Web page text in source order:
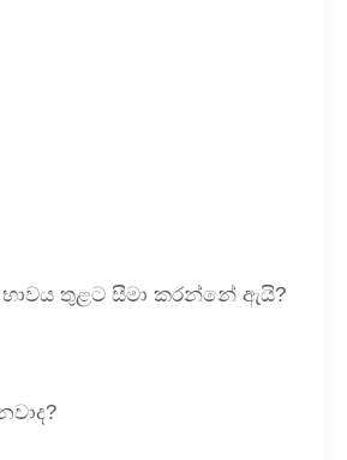
භාවය තුළට සීමා කරන්නේ ඇයි?